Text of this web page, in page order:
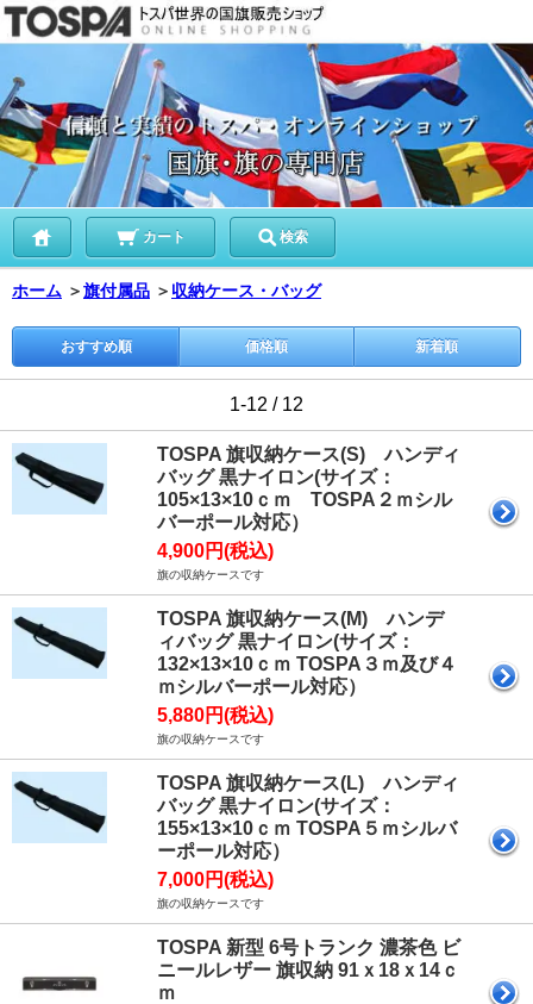
カート 検索
ホーム ＞旗付属品 ＞ 収納ケース・バッグ
おすすめ順 価格順 新着順
1-12 / 12
TOSPA 旗収納ケース(S) ハンディ
バッグ 黒ナイロン(サイズ：
105×13×10ｃｍ TOSPA２ｍシル
バーポール対応）
4,900円(税込)
旗の収納ケースです
TOSPA 旗収納ケース(M) ハンデ
ィバッグ 黒ナイロン(サイズ：
132×13×10ｃｍ TOSPA３ｍ及び４
ｍシルバーポール対応）
5,880円(税込)
旗の収納ケースです
TOSPA 旗収納ケース(L) ハンディ
バッグ 黒ナイロン(サイズ：
155×13×10ｃｍ TOSPA５ｍシルバ
ーポール対応）
7,000円(税込)
旗の収納ケースです
TOSPA 新型 6号トランク 濃茶色 ビ
ニールレザー 旗収納 91ｘ18ｘ14ｃ
ｍ